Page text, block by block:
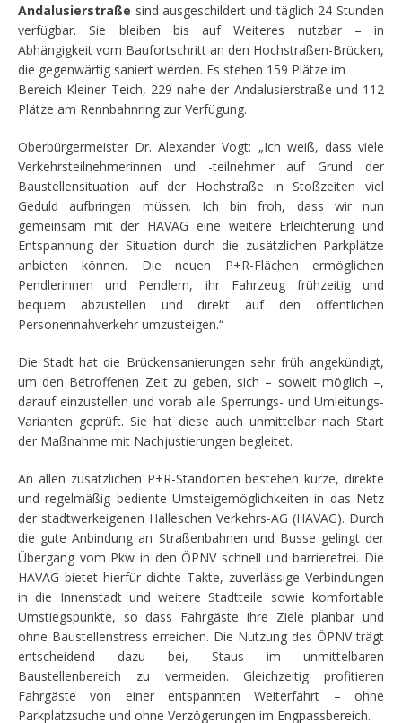
Andalusierstraße sind ausgeschildert und täglich 24 Stunden
verfügbar. Sie bleiben bis auf Weiteres nutzbar – in
Abhängigkeit vom Baufortschritt an den Hochstraßen-Brücken,
die gegenwärtig saniert werden. Es stehen 159 Plätze im
Bereich Kleiner Teich, 229 nahe der Andalusierstraße und 112
Plätze am Rennbahnring zur Verfügung.
Oberbürgermeister Dr. Alexander Vogt: „Ich weiß, dass viele
Verkehrsteilnehmerinnen und -teilnehmer auf Grund der
Baustellensituation auf der Hochstraße in Stoßzeiten viel
Geduld aufbringen müssen. Ich bin froh, dass wir nun
gemeinsam mit der HAVAG eine weitere Erleichterung und
Entspannung der Situation durch die zusätzlichen Parkplätze
anbieten können. Die neuen P+R-Flächen ermöglichen
Pendlerinnen und Pendlern, ihr Fahrzeug frühzeitig und
bequem abzustellen und direkt auf den öffentlichen
Personennahverkehr umzusteigen.“
Die Stadt hat die Brückensanierungen sehr früh angekündigt,
um den Betroffenen Zeit zu geben, sich – soweit möglich –,
darauf einzustellen und vorab alle Sperrungs- und Umleitungs-
Varianten geprüft. Sie hat diese auch unmittelbar nach Start
der Maßnahme mit Nachjustierungen begleitet.
An allen zusätzlichen P+R-Standorten bestehen kurze, direkte
und regelmäßig bediente Umsteigemöglichkeiten in das Netz
der stadtwerkeigenen Halleschen Verkehrs-AG (HAVAG). Durch
die gute Anbindung an Straßenbahnen und Busse gelingt der
Übergang vom Pkw in den ÖPNV schnell und barrierefrei. Die
HAVAG bietet hierfür dichte Takte, zuverlässige Verbindungen
in die Innenstadt und weitere Stadtteile sowie komfortable
Umstiegspunkte, so dass Fahrgäste ihre Ziele planbar und
ohne Baustellenstress erreichen. Die Nutzung des ÖPNV trägt
entscheidend dazu bei, Staus im unmittelbaren
Baustellenbereich zu vermeiden. Gleichzeitig profitieren
Fahrgäste von einer entspannten Weiterfahrt – ohne
Parkplatzsuche und ohne Verzögerungen im Engpassbereich.